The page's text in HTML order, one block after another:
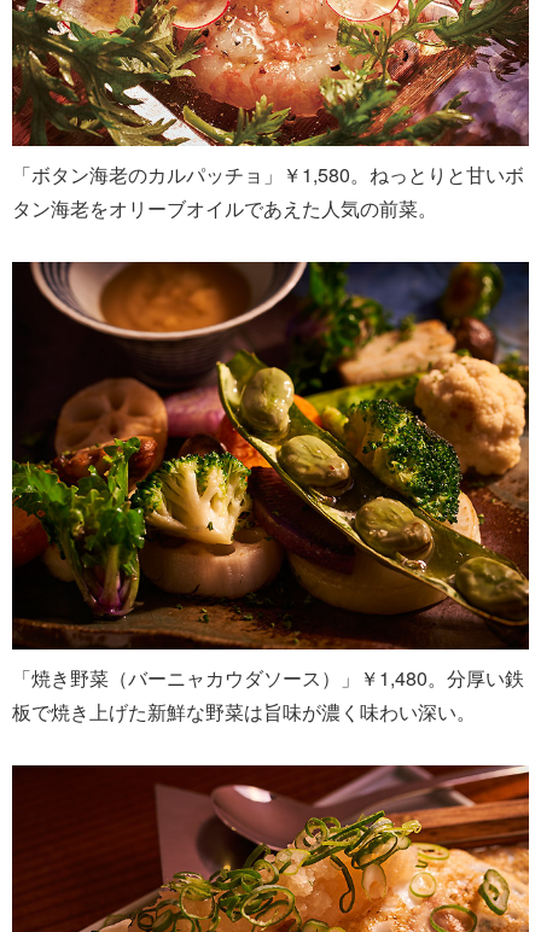
「ボタン海老のカルパッチョ」￥1,580。ねっとりと甘いボ
タン海老をオリーブオイルであえた人気の前菜。
「焼き野菜（バーニャカウダソース）」￥1,480。分厚い鉄
板で焼き上げた新鮮な野菜は旨味が濃く味わい深い。